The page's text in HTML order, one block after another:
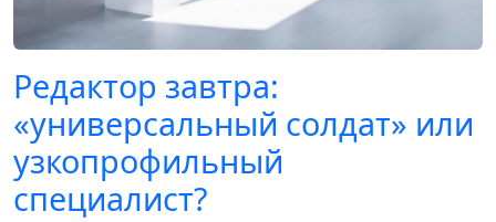
Редактор завтра:
«универсальный солдат» или
узкопрофильный
специалист?